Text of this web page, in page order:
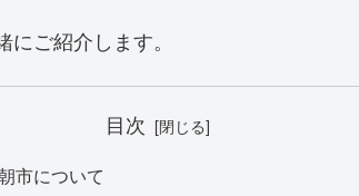
ご紹介します。
目次
市について